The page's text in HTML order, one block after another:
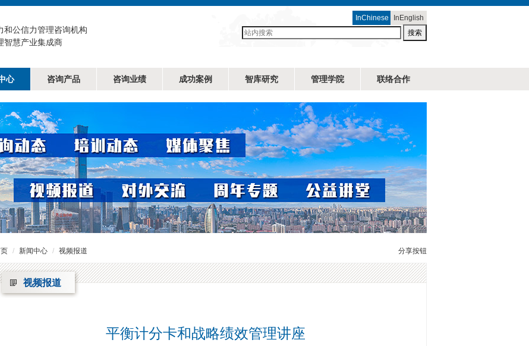
和公信力管理咨询机构
智慧产业集成商
InChinese
InEnglish
搜索
心 咨询产品 咨询业绩 成功案例 智库研究 管理学院 联络合作
新闻中心 视频报道 分享按钮
视频报道
平衡计分卡和战略绩效管理讲座